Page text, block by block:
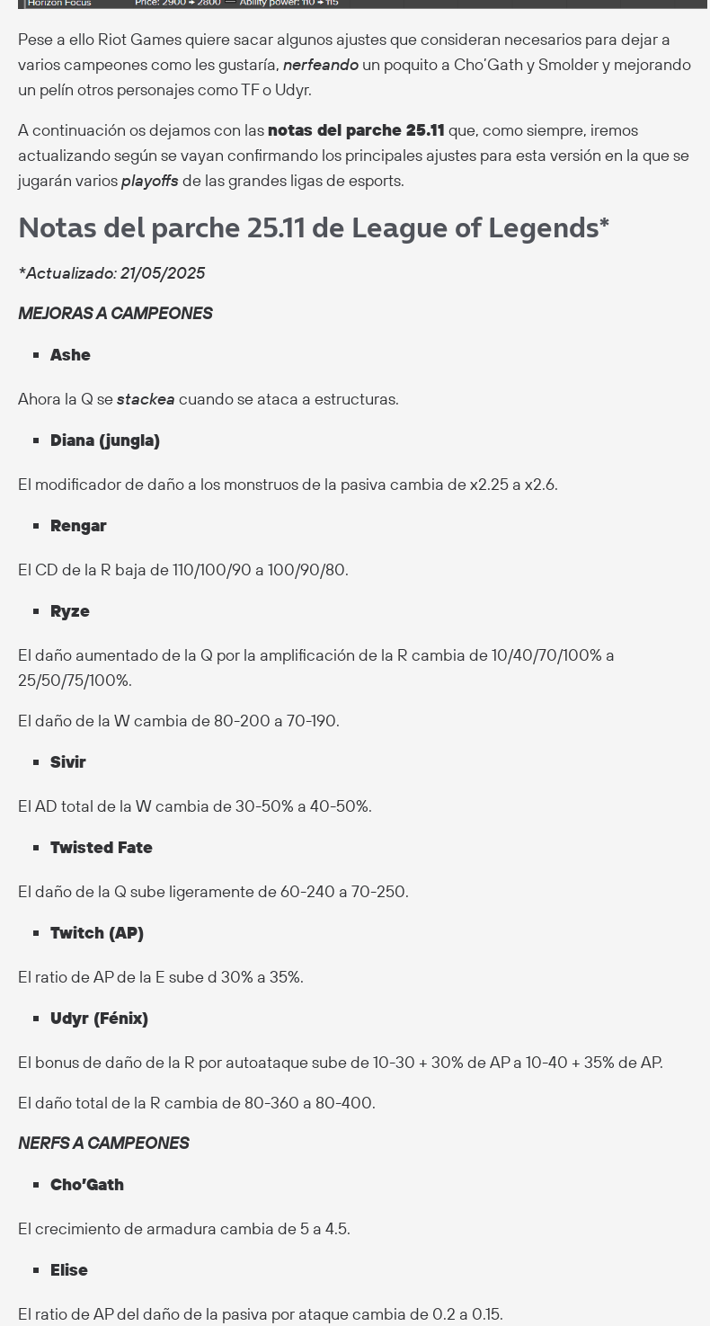
Pese a ello Riot Games quiere sacar algunos ajustes que consideran necesarios para dejar a
varios campeones como les gustaría, nerfeando un poquito a Cho’Gath y Smolder y mejorando
un pelín otros personajes como TF o Udyr.
A continuación os dejamos con lasnotas del parche 25.11 que, como siempre, iremos
actualizando según se vayan confirmando los principales ajustes para esta versión en la que se
jugarán variosplayoffsde las grandes ligas de esports.
Notas del parche 25.11 de League of Legends*
*Actualizado: 21/05/2025
MEJORAS A CAMPEONES
Ashe
Ahora la Q sestackea cuando se ataca a estructuras.
Diana (jungla)
El modificador de daño a los monstruos de la pasiva cambia de x2.25 a x2.6.
Rengar
El CD de la R baja de 110/100/90 a 100/90/80.
Ryze
El daño aumentado de la Q por la amplificación de la R cambia de 10/40/70/100% a
25/50/75/100%.
El daño de la W cambia de 80-200 a 70-190.
Sivir
El AD total de la W cambia de 30-50% a 40-50%.
Twisted Fate
El daño de la Q sube ligeramente de 60-240 a 70-250.
Twitch (AP)
El ratio de AP de la E sube d 30% a 35%.
Udyr (Fénix)
El bonus de daño de la R por autoataque sube de 10-30 + 30% de AP a 10-40 + 35% de AP.
El daño total de la R cambia de 80-360 a 80-400.
NERFS A CAMPEONES
Cho’Gath
El crecimiento de armadura cambia de 5 a 4.5.
Elise
El ratio de AP del daño de la pasiva por ataque cambia de 0.2 a 0.15.